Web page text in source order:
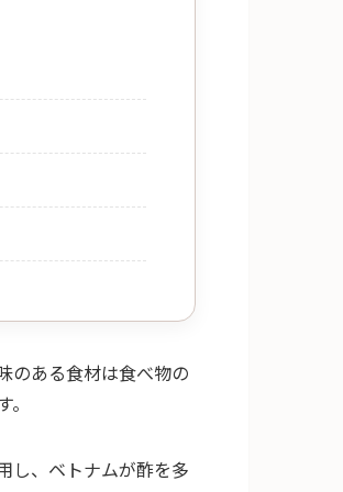
のある食材は食べ物の
し、ベトナムが酢を多